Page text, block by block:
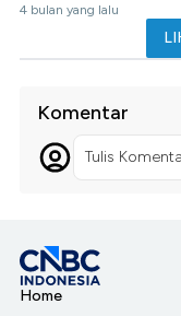
4 bulan yang lalu
Komentar
Tulis
Home